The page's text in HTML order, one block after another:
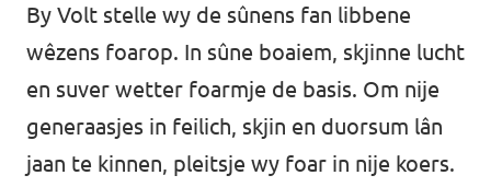
By Volt stelle wy de sûnens fan libbene
wêzens foarop. In sûne boaiem, skjinne lucht
en suver wetter foarmje de basis. Om nije
generaasjes in feilich, skjin en duorsum lân
jaan te kinnen, pleitsje wy foar in nije koers.